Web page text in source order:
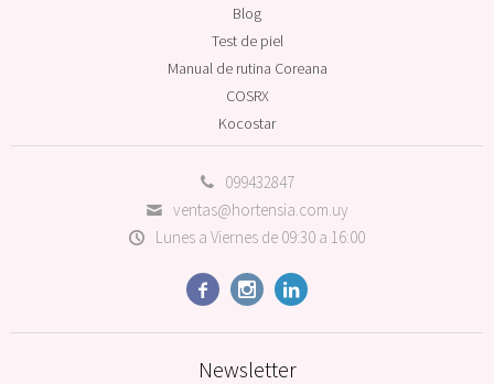
099432847
ventas@hortensia.com.uy
Lunes a Viernes de 09:30 a 16:00
  
Blog
Test de piel
Manual de rutina Coreana
COSRX
Kocostar
Newsletter